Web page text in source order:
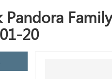
Pandora
20